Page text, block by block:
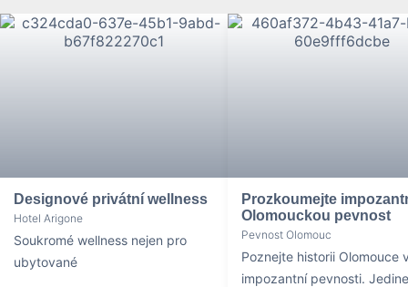
Designové privátní wellness
Hotel Arigone
Soukromé wellness nejen pro
ubytované
Prozkoumejte
Olomouckou pevnost
Pevnost Olomouc
Poznejte historii Olomouce
impozantní pevnosti.